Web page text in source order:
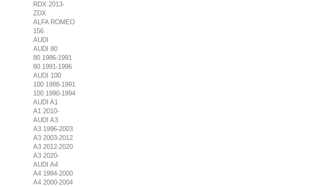
RDX 2013-
ZDX
ALFA ROMEO
156
AUDI
AUDI 80
80 1986-1991
80 1991-1996
AUDI 100
100 1988-1991
100 1990-1994
AUDI A1
A1 2010-
AUDI A3
A3 1996-2003
A3 2003-2012
A3 2012-2020
A3 2020-
AUDI A4
A4 1994-2000
A4 2000-2004